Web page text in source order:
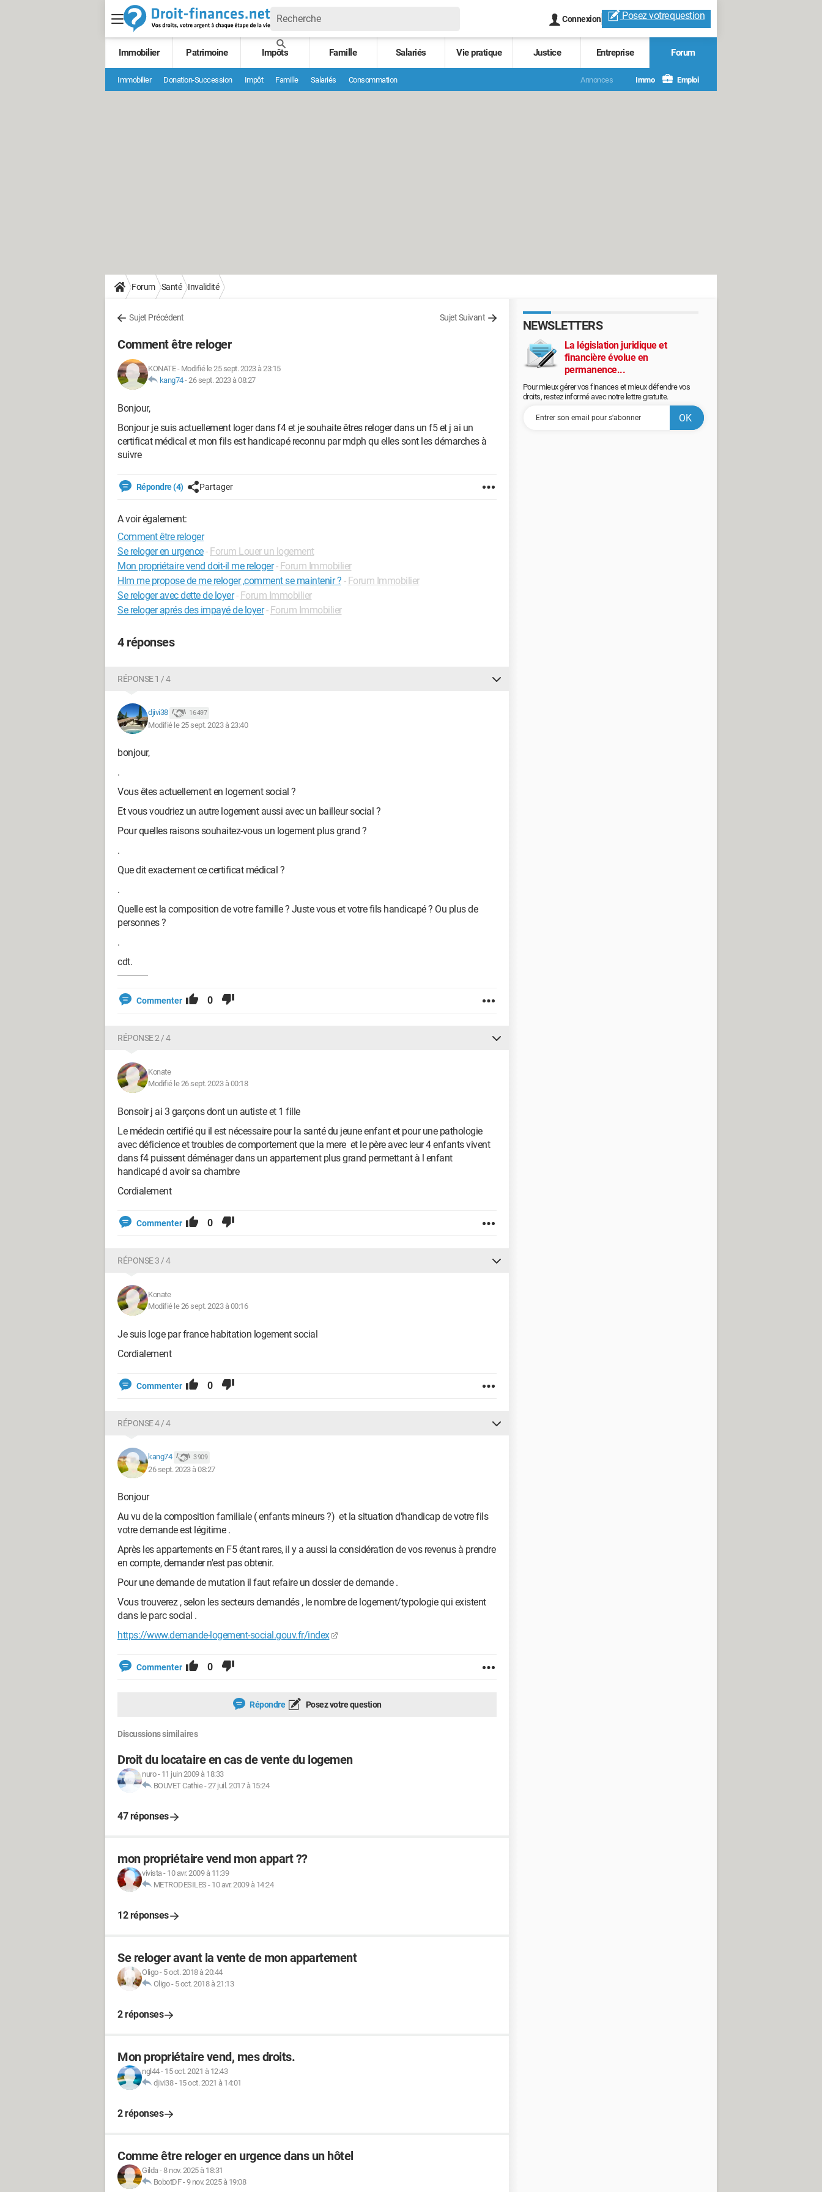
Connexion Posez votrequestion
Immobilier Patrimoine Impôts Famille Salariés Vie pratique Justice Entreprise Forum
Immobilier Donation-Succession Impôt Famille Salariés Consommation Annonces Immo Emploi
Forum Santé Invalidité
Sujet Précédent Sujet Suivant
Comment être reloger
KONATE- Modifié le 25 sept. 2023 à 23:15
kang74-26 sept. 2023 à 08:27
Bonjour,
Bonjour je suis actuellement loger dans f4 et je souhaite êtres reloger dans un f5 et j ai un
certificat médical et mon fils est handicapé reconnu par mdph qu elles sont les démarches à
suivre
Répondre (4) Partager
A voir également:
Comment être reloger
Se reloger en urgence- Forum Louer un logement
Mon propriétaire vend doit-il me reloger - Forum Immobilier
Hlm me propose de me reloger ,comment se maintenir ? - Forum Immobilier
Se reloger avec dette de loyer - Forum Immobilier
Se reloger aprés des impayé de loyer - Forum Immobilier
4 réponses
RÉPONSE 1 / 4
djivi38 16 497
Modifié le 25 sept. 2023 à 23:40
bonjour,
.
Vous êtes actuellement en logement social ?
Et vous voudriez un autre logement aussi avec un bailleur social ?
Pour quelles raisons souhaitez-vous un logement plus grand ?
.
Que dit exactement ce certificat médical ?
.
Quelle est la composition de votre famille ? Juste vous et votre fils handicapé ? Ou plus de
personnes ?
.
cdt.
Commenter 0
RÉPONSE 2 / 4
Konate
Modifié le 26 sept. 2023 à 00:18
Bonsoir j ai 3 garçons dont un autiste et 1 fille
Le médecin certifié qu il est nécessaire pour la santé du jeune enfant et pour une pathologie
avec déficience et troubles de comportement que la mere et le père avec leur 4 enfants vivent
dans f4 puissent déménager dans un appartement plus grand permettant à l enfant
handicapé d avoir sa chambre
Cordialement
Commenter 0
RÉPONSE 3 / 4
Konate
Modifié le 26 sept. 2023 à 00:16
Je suis loge par france habitation logement social
Cordialement
Commenter 0
RÉPONSE 4 / 4
kang74 3 909
26 sept. 2023 à 08:27
Bonjour
Au vu de la composition familiale ( enfants mineurs ?) et la situation d'handicap de votre fils
votre demande est légitime .
Après les appartements en F5 étant rares, il y a aussi la considération de vos revenus à prendre
en compte, demander n'est pas obtenir.
Pour une demande de mutation il faut refaire un dossier de demande .
Vous trouverez , selon les secteurs demandés , le nombre de logement/typologie qui existent
dans le parc social .
https://www.demande-logement-social.gouv.fr/index
Commenter 0
Répondre Posez votre question
Discussions similaires
Droit du locataire en cas de vente du logemen
nuro- 11 juin 2009 à 18:33
BOUVET Cathie-27 juil. 2017 à 15:24
47 réponses
mon propriétaire vend mon appart ??
vivista- 10 avr. 2009 à 11:39
METRODESILES - 10 avr. 2009 à 14:24
12 réponses
Se reloger avant la vente de mon appartement
Oligo- 5 oct. 2018 à 20:44
Oligo- 5 oct. 2018 à 21:13
2 réponses
Mon propriétaire vend, mes droits.
ngl44- 15 oct. 2021 à 12:43
djivi38- 15 oct. 2021 à 14:01
2 réponses
Comme être reloger en urgence dans un hôtel
Gilda-8 nov. 2025 à 18:31
BobotDF-9 nov. 2025 à 19:08
NEWSLETTERS
La législation juridique et
financière évolue en
permanence...
Pour mieux gérer vos finances et mieux défendre vos
droits, restez informé avec notre lettre gratuite.